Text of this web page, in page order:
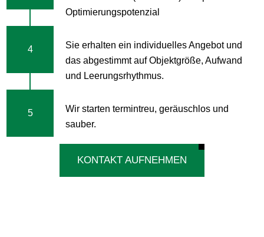
Optimierungspotenzial
4
Sie erhalten ein individuelles Angebot und
das abgestimmt auf Objektgröße, Aufwand
und Leerungsrhythmus.
5
Wir starten termintreu, geräuschlos und
sauber.
KONTAKT AUFNEHMEN